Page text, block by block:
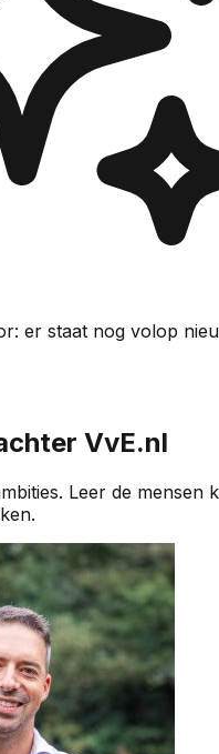
er staat nog volop
VvE.nl
Leer de mensen